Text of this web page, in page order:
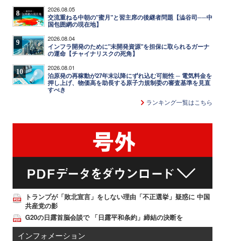
8 2026.08.05
交流重ねる中朝の"蜜月"と習主席の後継者問題【澁谷司──中
国包囲網の現在地】
9 2026.08.04
インフラ開発のために"未開発資源"を担保に取られるガーナ
の運命【チャイナリスクの死角】
10 2026.08.01
泊原発の再稼動が27年末以降にずれ込む可能性 ─ 電気料金を
押し上げ、物価高を助長する原子力規制委の審査基準を見直
すべき
ランキング一覧はこちら
トランプが「敗北宣言」をしない理由「不正選挙」疑惑に 中国
共産党の影
G20の日露首脳会談で 「日露平和条約」締結の決断を
インフォメーション